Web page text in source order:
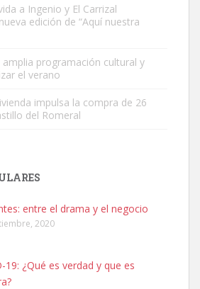
en la calle hace menos de un mes,
cari...
a Ingenio y El Carrizal
edición de “Aquí nuestra
amplia programación cultural y
el verano
impulsa la compra de 26
del Romeral
entre el drama y el negocio
2020
19: ¿Qué es verdad y que es